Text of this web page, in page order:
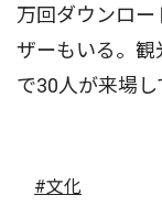
万回ダウンロー
ザーもいる。観
で30人が来場し
#文化